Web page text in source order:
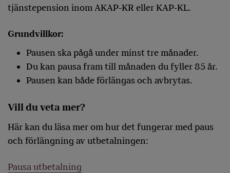
tjänstepension inom AKAP‑KR eller KAP‑KL.
Grundvillkor:
Pausen ska pågå under minst tre månader.
Du kan pausa fram till månaden du fyller 85 år.
Pausen kan både förlängas och avbrytas.
Vill du veta mer?
Här kan du läsa mer om hur det fungerar med paus
och förlängning av utbetalningen:
Pausa utbetalning